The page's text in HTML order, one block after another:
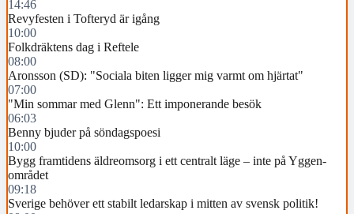
14:46
Revyfesten i Tofteryd är igång
10:00
Folkdräktens dag i Reftele
08:00
Aronsson (SD): "Sociala biten ligger mig varmt om hjärtat"
07:00
"Min sommar med Glenn": Ett imponerande besök
06:03
Benny bjuder på söndagspoesi
10:00
Bygg framtidens äldreomsorg i ett centralt läge – inte på Yggen-
området
09:18
Sverige behöver ett stabilt ledarskap i mitten av svensk politik!